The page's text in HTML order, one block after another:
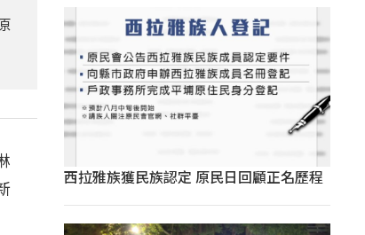
西拉雅族獲民族認定 原民日回顧正名歷程